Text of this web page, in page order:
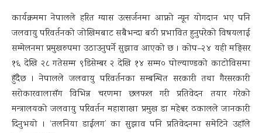
कार्यक्रममा नेपालले हरित ग्यास उत्सर्जनमा आफ्नो न्यून योगदान भए पनि
जलवायु परिवर्तनको जोखिमबाट सबैभन्दा बढी प्रभावित हुनुपरेको विषयलाई
सम्मेलनमा प्रमुखरुपमा उठाउनुपर्ने सुझाव आएको छ । कोप–२४ यही मङ्सिर
१६ देखि २८ गतेसम्म ९डिसेम्बर २ देखि १४ सम्म० पोल्याण्डको काटोविसमा
हुँदैछ । नेपालले जलवायु परिवर्तनका सम्बन्धित सरकारी तथा गैरसरकारी
सरोकारवालासँग विभिन्न चरणमा छलफल गरी प्रतिवेदन तयार गरेको
मन्त्रालयको जलवायु परिवर्तन महाशाखा प्रमुख डा महेश्वर ढकालले जानकारी
दिनुभयो । ‘तलनिया डाईलग’ का सुझाव पनि प्रतिवेदनमा समेटिने उहाँले